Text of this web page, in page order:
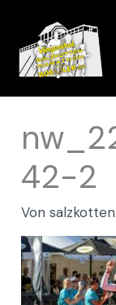
springen
42-2
Von